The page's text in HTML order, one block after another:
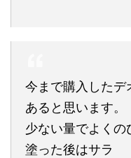
今まで購入したデ
あると思います。
少ない量でよくの
塗った後はサラ